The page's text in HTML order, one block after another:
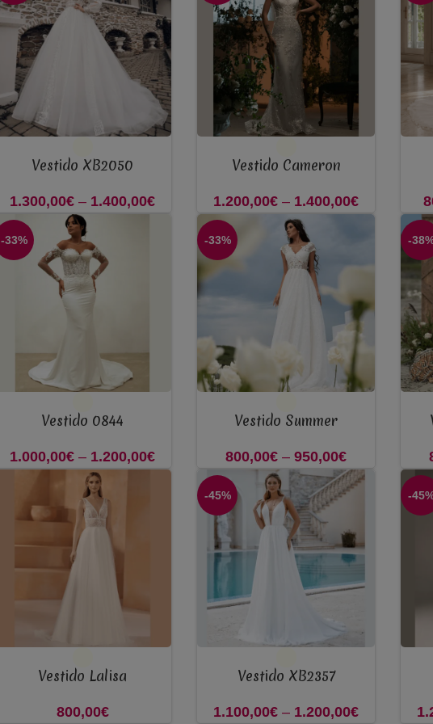
1.200,00€
through
1.000,00€
Vestido XB2050
1.300,00€ – 1.400,00€
range:
1.300,00€
through
Vestido Cameron
1.200,00€ – 1.400,00€
range:
1.200,00€
through
1.400,00€
-33%
Vestido 0844
1.000,00€ – 1.200,00€
range:
1.000,00€
1.200,00€
-33%
Vestido Summer
800,00€ – 950,00€
range:
950,00€
-
Vestido Lalisa
800,00€
-45%
Vestido XB2357
1.100,00€ – 1.200,00€
-